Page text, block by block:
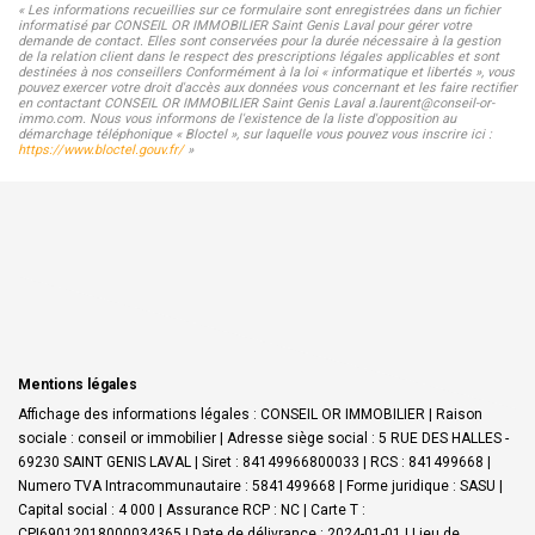
« Les informations recueillies sur ce formulaire sont enregistrées dans un fichier
informatisé par CONSEIL OR IMMOBILIER Saint Genis Laval pour gérer votre
demande de contact. Elles sont conservées pour la durée nécessaire à la gestion
de la relation client dans le respect des prescriptions légales applicables et sont
destinées à nos conseillers Conformément à la loi « informatique et libertés », vous
pouvez exercer votre droit d'accès aux données vous concernant et les faire rectifier
en contactant CONSEIL OR IMMOBILIER Saint Genis Laval a.laurent@conseil-or-
immo.com. Nous vous informons de l'existence de la liste d'opposition au
démarchage téléphonique « Bloctel », sur laquelle vous pouvez vous inscrire ici :
https://www.bloctel.gouv.fr/»
Mentions légales
Affichage des informations légales : CONSEIL OR IMMOBILIER | Raison
sociale : conseil or immobilier | Adresse siège social : 5 RUE DES HALLES -
69230 SAINT GENIS LAVAL | Siret : 84149966800033 | RCS : 841499668 |
Numero TVA Intracommunautaire : 5841499668 | Forme juridique : SASU |
Capital social : 4 000 | Assurance RCP : NC | Carte T :